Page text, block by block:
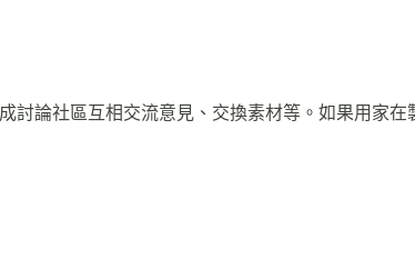
討論社區互相交流意見、交換素材等。如果用家